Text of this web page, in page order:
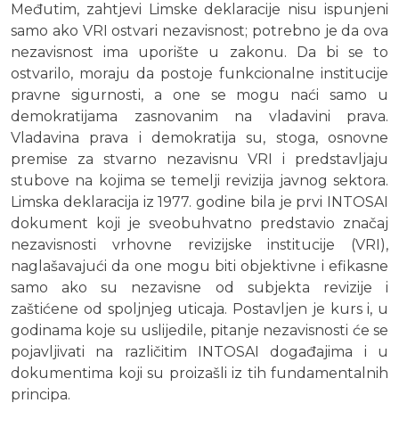
Međutim, zahtjevi Limske deklaracije nisu ispunjeni
samo ako VRI ostvari nezavisnost; potrebno je da ova
nezavisnost ima uporište u zakonu. Da bi se to
ostvarilo, moraju da postoje funkcionalne institucije
pravne sigurnosti, a one se mogu naći samo u
demokratijama zasnovanim na vladavini prava.
Vladavina prava i demokratija su, stoga, osnovne
premise za stvarno nezavisnu VRI i predstavljaju
stubove na kojima se temelji revizija javnog sektora.
Limska deklaracija iz 1977. godine bila je prvi INTOSAI
dokument koji je sveobuhvatno predstavio značaj
nezavisnosti vrhovne revizijske institucije (VRI),
naglašavajući da one mogu biti objektivne i efikasne
samo ako su nezavisne od subjekta revizije i
zaštićene od spoljnjeg uticaja. Postavljen je kurs i, u
godinama koje su uslijedile, pitanje nezavisnosti će se
pojavljivati na različitim INTOSAI događajima i u
dokumentima koji su proizašli iz tih fundamentalnih
principa.